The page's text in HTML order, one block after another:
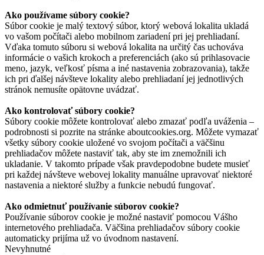
Ako používame súbory cookie?
Súbor cookie je malý textový súbor, ktorý webová lokalita ukladá
vo vašom počítači alebo mobilnom zariadení pri jej prehliadaní.
Vďaka tomuto súboru si webová lokalita na určitý čas uchováva
informácie o vašich krokoch a preferenciách (ako sú prihlasovacie
meno, jazyk, veľkosť písma a iné nastavenia zobrazovania), takže
ich pri ďalšej návšteve lokality alebo prehliadaní jej jednotlivých
stránok nemusíte opätovne uvádzať.
Ako kontrolovať súbory cookie?
Súbory cookie môžete kontrolovať alebo zmazať podľa uváženia –
podrobnosti si pozrite na stránke aboutcookies.org. Môžete vymazať
všetky súbory cookie uložené vo svojom počítači a väčšinu
prehliadačov môžete nastaviť tak, aby ste im znemožnili ich
ukladanie. V takomto prípade však pravdepodobne budete musieť
pri každej návšteve webovej lokality manuálne upravovať niektoré
nastavenia a niektoré služby a funkcie nebudú fungovať.
Ako odmietnuť používanie súborov cookie?
Používanie súborov cookie je možné nastaviť pomocou Vášho
internetového prehliadača. Väčšina prehliadačov súbory cookie
automaticky prijíma už vo úvodnom nastavení.
Nevyhnutné